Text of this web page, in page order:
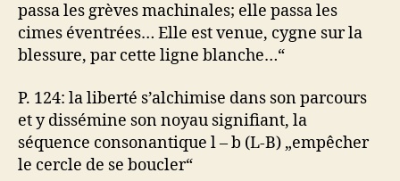
passa les grèves machinales; elle passa les
cimes éventrées… Elle est venue, cygne sur la
blessure, par cette ligne blanche…“
P. 124: la liberté s’alchimise dans son parcours
et y dissémine son noyau signifiant, la
séquence consonantique l – b (L-B) „empêcher
le cercle de se boucler“